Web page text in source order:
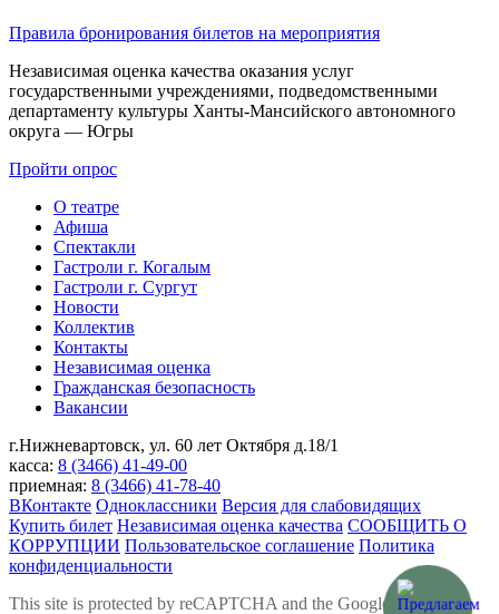
Правила бронирования билетов на мероприятия
Независимая оценка качества оказания услуг
государственными учреждениями, подведомственными
департаменту культуры Ханты-Мансийского автономного
округа — Югры
Пройти опрос
О театре
Афиша
Спектакли
Гастроли г. Когалым
Гастроли г. Сургут
Новости
Коллектив
Контакты
Независимая оценка
Гражданская безопасность
Вакансии
г.Нижневартовск, ул. 60 лет Октября д.18/1
касса: 8 (3466) 41-49-00
приемная: 8 (3466) 41-78-40
ВКонтакте Одноклассники Версия для слабовидящих
Купить билет Независимая оценка качества СООБЩИТЬ О
КОРРУПЦИИ Пользовательское соглашение Политика
конфиденциальности
This site is protected by reCAPTCHA and the Google